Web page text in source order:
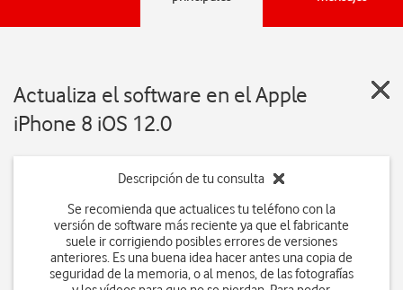
Actualiza el software en el Apple
iPhone 8 iOS 12.0
Descripción de tu consulta
Se recomienda que actualices tu teléfono con la
versión de software más reciente ya que el fabricante
suele ir corrigiendo posibles errores de versiones
anteriores. Es una buena idea hacer antes una copia de
seguridad de la memoria, o al menos, de las fotografías